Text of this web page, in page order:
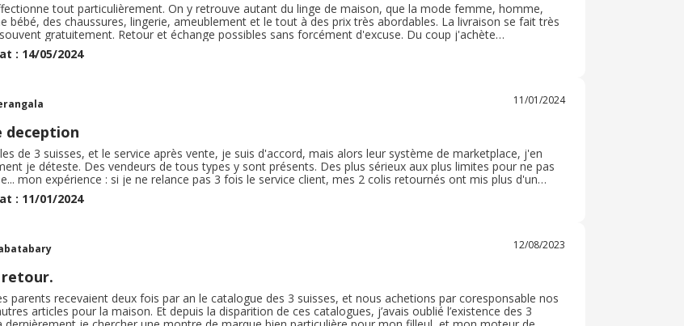
tout particulièrement. On y retrouve autant du linge de maison, que la mode femme, homme,
bébé, des chaussures, lingerie, ameublement et le tout à des prix très abordables. La livraison se fait très
gratuitement. Retour et échange possibles sans forcément d'excuse. Du coup j'achète
les 3 Suisses. C'est un site que je connais depuis longtemps et surtout idéal pour les linges de la maison.
vivement ce site !
: 14/05/2024
11/01/2024
deception
de 3 suisses, et le service après vente, je suis d'accord, mais alors leur système de marketplace, j'en
je déteste. Des vendeurs de tous types y sont présents. Des plus sérieux aux plus limites pour ne pas
mon expérience : si je ne relance pas 3 fois le service client, mes 2 colis retournés ont mis plus d'un
et mentionnés comme réceptionnés, et encore il aura fallu que je redonne toutes les preuves de
numéro d'envois pour qu'ils fassent les recherches... 1 colis qui ne soit pas bien tracé, allez, je veux bien
le produit contre le même dans une autre taille... Non, juste un retour possible, annulation de
et obligation de repasser une nouvelle commande si on veux une autre taille... bref, y a bien
onéreux...
: 11/01/2024
12/08/2023
retour.
parents recevaient deux fois par an le catalogue des 3 suisses, et nous achetions par coresponsable nos
articles pour la maison. Et depuis la disparition de ces catalogues, j’avais oublié l’existence des 3